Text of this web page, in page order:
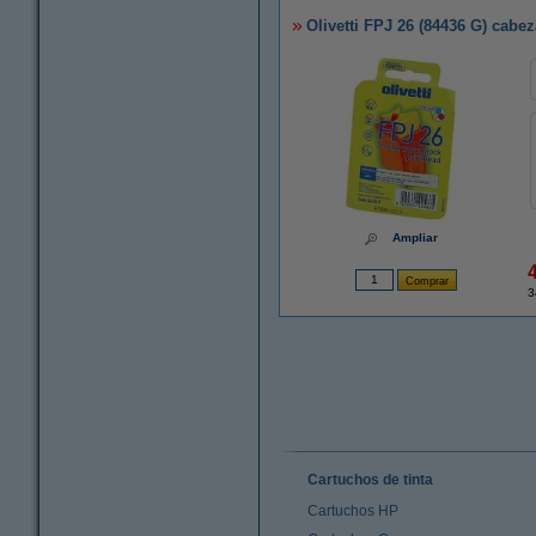
Olivetti FPJ 26 (84436 G)
Ampliar
Cartuchos de tinta
Cartuchos HP